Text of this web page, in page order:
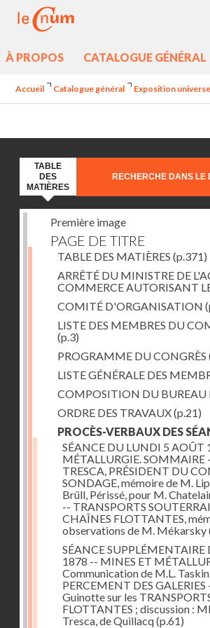
À PROPOS CATALOGUE GÉNÉRAL
Accueil Catalogue général Exposition
TABLE
DES
MATIÈRES
RECHERCHE DANS LE
Première image
PAGE DE TITRE
TABLE DES MATIÈRES (p.371)
ARRÊTÉ DU MINISTRE DE
COMMERCE AUTORISANT
COMITÉ D'ORGANISATION
LISTE DES MEMBRES DU
(p.3)
PROGRAMME DU CONGRÈS
LISTE GÉNÉRALE DES
COMPOSITION DU BUREAU
ORDRE DES TRAVAUX(p.21)
PROCÈS-VERBAUX DES
SÉANCE DU LUNDI 5 AOÛT
MÉTALLURGIE.
TRESCA, PRÉSIDENT DU
SONDAGE, mémoire de M.
Brüll, Périssé, pour M.
-- TRANSPORTS
CHAÎNES FLOTTANTES,
observations de M. Mékarsky
SÉANCE
1878 -- MINES ET
Communication de M.L.
PERCEMENT DES
Guinotte sur les
FLOTTANTES ; discussion :
Tresca, de Quillacq(p.61)